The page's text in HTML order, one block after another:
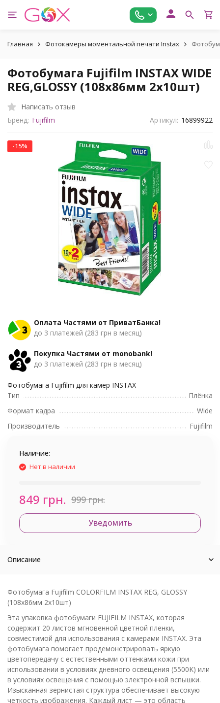
Главная Фотокамеры моментальной печати Instax
Фотобумага Fujifilm INSTAX WIDE
REG,GLOSSY (108х86мм 2х10шт)
Написать отзыв
Бренд: Fujifilm Артикул: 16899922
-15%
Оплата Частями от ПриватБанка!
до 3 платежей (283 грн в месяц)
Покупка Частями от monobank!
до 3 платежей (283 грн в месяц)
Фотобумага Fujifilm для камер INSTAX
Тип
Плёнка
Формат кадра
Wide
Производитель
Fujifilm
Наличие:
Нет в наличии
849 грн. 999 грн.
Уведомить
Описание
Фотобумага Fujifilm COLORFILM INSTAX REG, GLOSSY
(108х86мм 2х10шт)
Эта упаковка фотобумаги FUJIFILM INSTAX, которая
содержит 20 листов мгновенной цветной пленки,
совместимой для использования с камерами INSTAX. Эта
фотобумага помогает продемонстрировать яркую
цветопередачу с естественными оттенками кожи при
использовании в условиях дневного освещения (5500K) или
в условиях освещения с помощью электронной вспышки.
Изысканная зернистая структура обеспечивает высокую
четкость изображения. Каждый лист — это область